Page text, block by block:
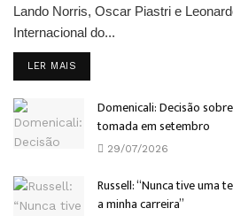
Lando Norris, Oscar Piastri e
Internacional do...
LER MAIS
Domenicali: Decisão
tomada em setembro
29/07/2026
Russell: “Nunca tive uma
a minha carreira”